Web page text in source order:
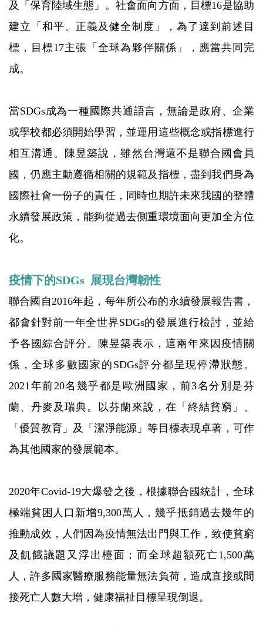
及「保育陸域生態」。社會面向方面，目標16是協助
建立「和平、正義及健全制度」，為了達到前述目
標，目標17主張「全球為夥伴關係」，應當共同完
成。
當SDGs成為一種國際共通語言，無論是政府、企業
或學校都必須開始學習，並運用這些概念或指標進行
相互溝通。陳昱築說，雖然台灣還不是聯合國會員
國，仍應主動遵循相關的規範及指標，盡到我們身為
國際社會一份子的責任，同時也期許未來我國的整體
永續發展政策，能夠從過去側重環境面向更加全方位
化。
疫情下的SDGs 展現台灣韌性
聯合國自2016年起，每年所公布的永續發展報告書，
都會針對前一年全世界SDGs的發展進行檢討，並給
予各國綜合評分。陳昱築表示，這兩年來因疫情關
係，全球多數國家的SDGs評分都呈現停滯狀態。
2021年前20名幾乎都是歐洲國家，前3名分別是芬
蘭、丹麥及瑞典。以芬蘭來說，在「終結貧窮」、
「優質教育」及「潔淨能源」等目標表現卓著，可作
為其他國家的發展範本。
2020年Covid-19大爆發之後，根據聯合國統計，全球
極端貧困人口新增9,300萬人，幾乎抵銷過去幾年的
推動成效，人們因為疫情無法出門與工作，致使貧窮
及飢餓議題又浮出檯面；而全球超額死亡1,500萬
人，許多國家醫療服務能量無法負荷，造成直接或間
接死亡人數大增，健康福祉目標呈現倒退。